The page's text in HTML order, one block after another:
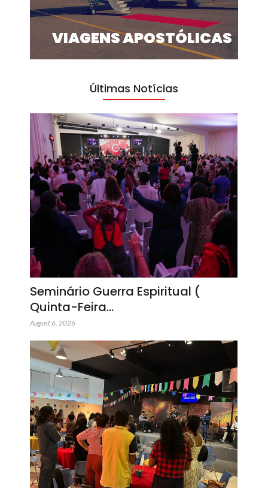
VIAGENS APOSTÓLICAS
Últimas Notícias
Seminário Guerra Espiritual (
Quinta-Feira…
August 6, 2026